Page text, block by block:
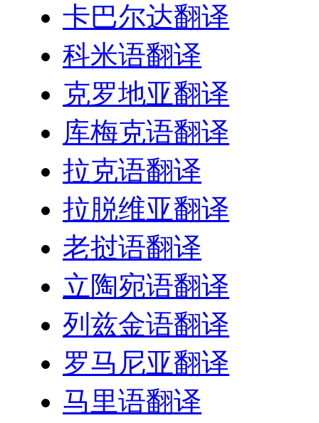
卡巴尔达翻译
科米语翻译
克罗地亚翻译
库梅克语翻译
拉克语翻译
拉脱维亚翻译
老挝语翻译
立陶宛语翻译
列兹金语翻译
罗马尼亚翻译
马里语翻译